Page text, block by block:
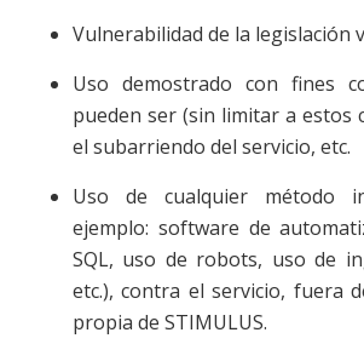
Vulnerabilidad de la legislación
Uso demostrado con fines
pueden ser (sin limitar a estos
el subarriendo del servicio, etc.
Uso de cualquier método
ejemplo: software de
SQL, uso de robots, uso de
etc.), contra el servicio, fuera
propia de STIMULUS.